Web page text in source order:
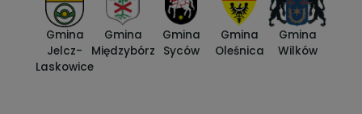
Gmina
Jelcz-
Laskowice
Gmina
Międzybórz
Gmina
Syców
Gmina
Oleśnica
Gmina
Wilków